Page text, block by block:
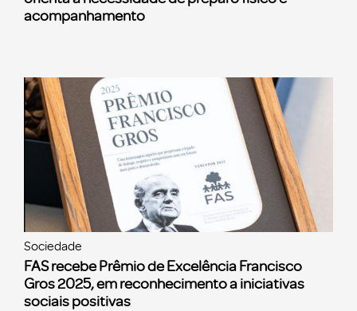
acompanhamento
Sociedade
FAS recebe Prêmio de Excelência Francisco
Gros 2025, em reconhecimento a iniciativas
sociais positivas